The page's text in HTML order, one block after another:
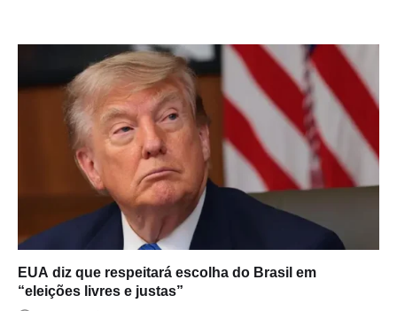
EUA diz que respeitará escolha do Brasil em
“eleições livres e justas”